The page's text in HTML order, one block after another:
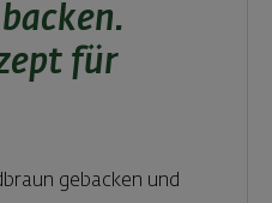
für
gebacken und